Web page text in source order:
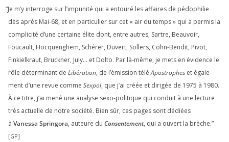
“Je m’y inter­roge sur l’impunité qui a entou­ré les affaires de pédo­phi­lie
dès après Mai-68, et en par­ti­cu­lier sur cet « air du temps » qui a per­mis la
com­pli­ci­té d’une cer­taine élite dont, entre autres, Sartre, Beauvoir,
Foucault, Hocquenghem, Schérer, Duvert, Sollers, Cohn-Bendit, Pivot,
Finkielkraut, Bruckner, July… et Dolto. Par là-même, je mets en évi­dence le
rôle déter­mi­nant de Libération, de l’émission téléApostrophes et éga­le­
ment d’une revue comme Sexpol, que j’ai créée et diri­gée de 1975 à 1980.
À ce titre, j’ai mené une ana­lyse sexo-poli­tique qui conduit à une lec­ture
très actuelle de notre socié­té. Bien sûr, ces pages sont dédiées
à Vanessa Springora, auteure du Consentement, qui a ouvert la brèche.”
[GP]